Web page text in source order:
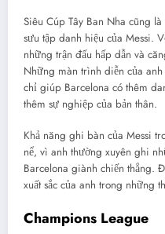
Siêu Cúp Tây Ban Nha cũng
sưu tập danh hiệu của Messi.
những trận đấu hấp dẫn và
Những màn trình diễn của
chỉ giúp Barcelona có thêm
thêm sự nghiệp của bản thân.
Khả năng ghi bàn của Messi
nể, vì anh thường xuyên ghi
Barcelona giành chiến thắng.
xuất sắc của anh trong những
Champions League